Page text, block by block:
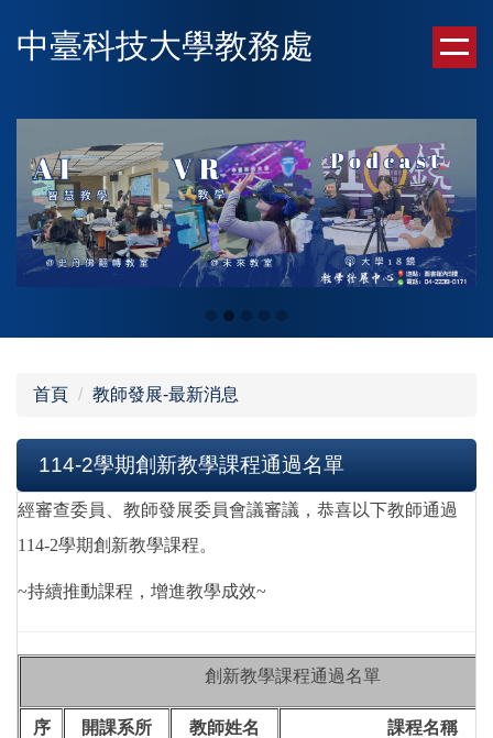
到
內
中臺科技大學教務處
首頁 教師發展-最新消息
114-2學期創新教學課程通過名單
經審查委員、教師發展委員會議審議，恭喜以下教師通過
114-2學期創新教學課程。
~持續推動課程，增進教學成效~
創新教學課程通過名單
序 開課系所 教師姓名 課程名稱